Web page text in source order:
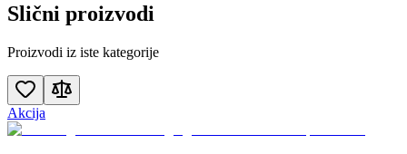
Slični proizvodi
Proizvodi iz iste kategorije
Akcija